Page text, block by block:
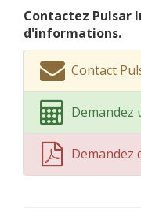
Contactez Pulsar
d'informations.
Contact
Demandez
Demandez